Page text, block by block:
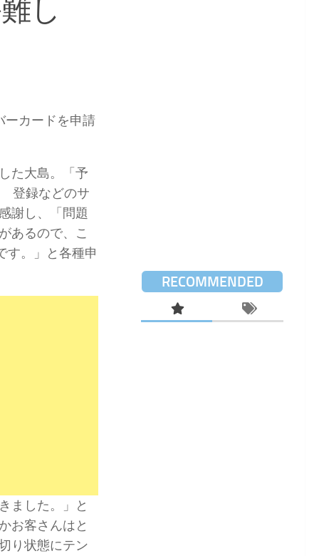
し
ーカードを申請
た大島。「予
登録などのサ
謝し、「問題
あるので、こ
。」と各種申
ました。」と
お客さんはと
り状態にテン
RECOMMENDED